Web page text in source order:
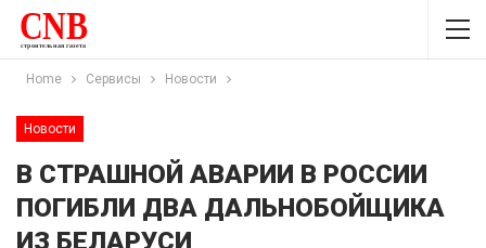
Home Сервисы Новости
Новости
В СТРАШНОЙ АВАРИИ В РОССИИ
ПОГИБЛИ ДВА ДАЛЬНОБОЙЩИКА
ИЗ БЕЛАРУСИ